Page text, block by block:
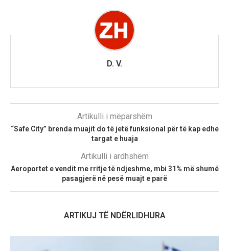
D. V.
Artikulli i mëparshëm
“Safe City” brenda muajit do të jetë funksional për të kap edhe
targat e huaja
Artikulli i ardhshëm
Aeroportet e vendit me rritje të ndjeshme, mbi 31% më shumë
pasagjerë në pesë muajt e parë
ARTIKUJ TË NDËRLIDHURA